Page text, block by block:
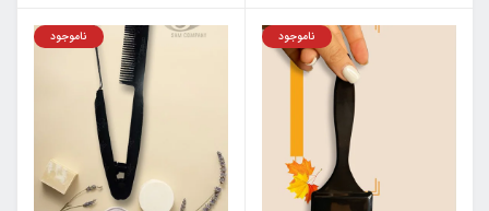
ناموجود ناموجود